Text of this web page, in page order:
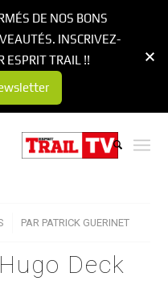
PAR PATRICK GUERINET
Deck
DE NOS BONS
INSCRIVEZ-
ESPRIT TRAIL !!